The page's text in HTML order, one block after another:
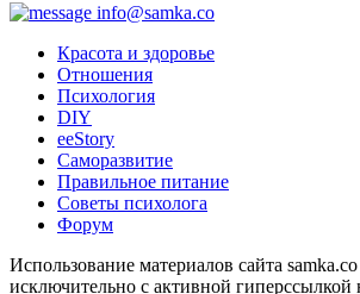
info@samka.co
Красота и здоровье
Отношения
Психология
DIY
ееStory
Саморазвитие
Правильное питание
Советы психолога
Форум
Использование материалов сайта
исключительно с активной гиперссылкой